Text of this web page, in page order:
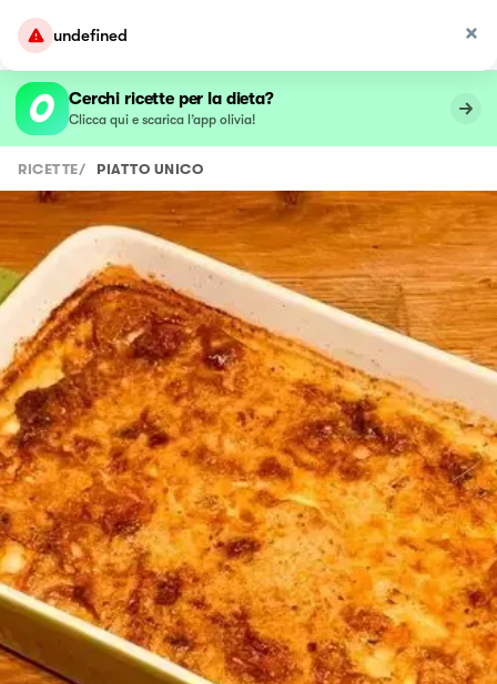
undefined
Cerchi ricette per la dieta?
Clicca qui e scarica l’app olivia!
RICETTE/ PIATTO UNICO